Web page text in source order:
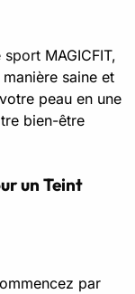
sport MAGICFIT,
saine et
peau en une
bien-être
un Teint
par